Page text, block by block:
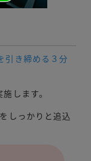
引き締める３分
します。
しっかりと追込